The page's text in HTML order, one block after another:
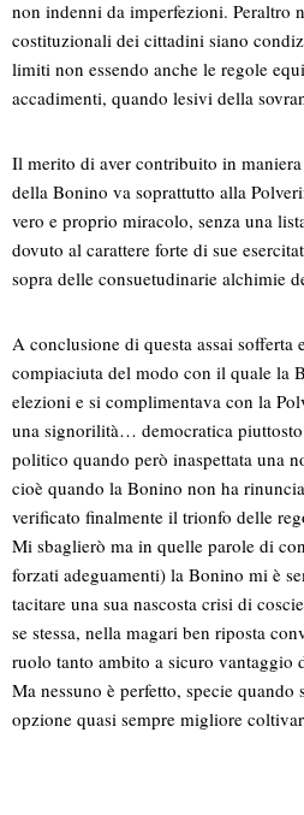
non indenni da imperfezioni. Peraltro
costituzionali dei cittadini siano
limiti non essendo anche le regole
accadimenti, quando lesivi della
Il merito di aver contribuito in
della Bonino va soprattutto alla
vero e proprio miracolo, senza una
dovuto al carattere forte di sue
sopra delle consuetudinarie alchimie
A conclusione di questa assai sofferta
compiaciuta del modo con il quale la
elezioni e si complimentava con la
una signorilità… democratica
politico quando però inaspettata una
cioè quando la Bonino non ha
verificato finalmente il trionfo delle
Mi sbaglierò ma in quelle parole di
forzati adeguamenti) la Bonino mi è
tacitare una sua nascosta crisi di
se stessa, nella magari ben riposta
ruolo tanto ambito a sicuro vantaggio
Ma nessuno è perfetto, specie quando
opzione quasi sempre migliore